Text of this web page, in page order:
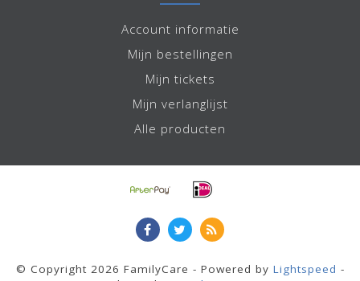
Account informatie
Mijn bestellingen
Mijn tickets
Mijn verlanglijst
Alle producten
© Copyright 2026 FamilyCare - Powered by Lightspeed -